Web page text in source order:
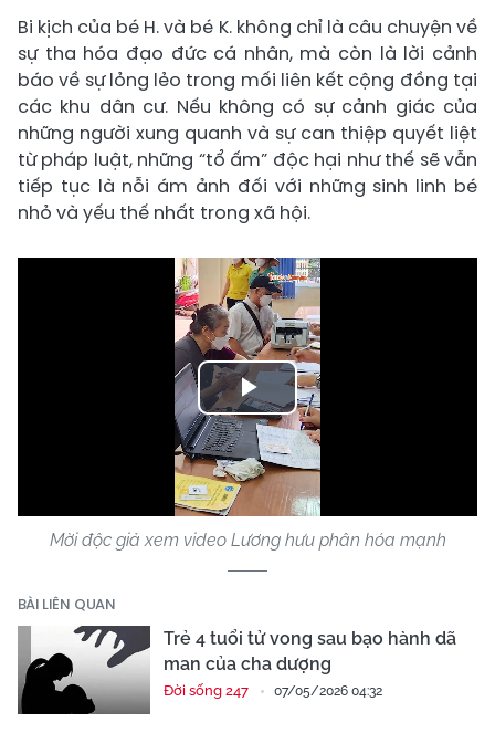
Bi kịch của bé H. và bé K. không chỉ là câu chuyện về
sự tha hóa đạo đức cá nhân, mà còn là lời cảnh
báo về sự lỏng lẻo trong mối liên kết cộng đồng tại
các khu dân cư. Nếu không có sự cảnh giác của
những người xung quanh và sự can thiệp quyết liệt
từ pháp luật, những “tổ ấm” độc hại như thế sẽ vẫn
tiếp tục là nỗi ám ảnh đối với những sinh linh bé
nhỏ và yếu thế nhất trong xã hội.
Play
Video
Mời độc giả xem video Lương hưu phân hóa mạnh
BÀI LIÊN QUAN
Trẻ 4 tuổi tử vong sau bạo hành dã
man của cha dượng
Đời sống 247 07/05/2026 04:32